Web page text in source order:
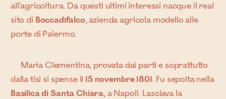
all’agricoltura. Da questi ultimi interessi nacque il real
sito di Boccadifalco, azienda agricola modello alle
porte di Palermo.
Maria Clementina, provata dai parti e soprattutto
dalla tisi si spense il 15 novembre 1801. Fu sepolta nella
Basilica di Santa Chiara, a Napoli. Lasciava la